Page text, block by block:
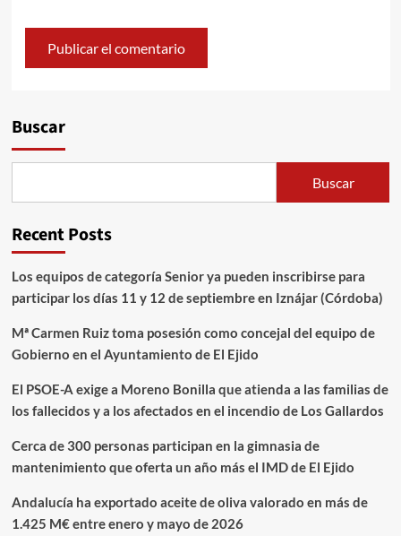
Buscar
Buscar
Recent Posts
Los equipos de categoría Senior ya pueden inscribirse para
participar los días 11 y 12 de septiembre en Iznájar (Córdoba)
Mª Carmen Ruiz toma posesión como concejal del equipo de
Gobierno en el Ayuntamiento de El Ejido
El PSOE-A exige a Moreno Bonilla que atienda a las familias de
los fallecidos y a los afectados en el incendio de Los Gallardos
Cerca de 300 personas participan en la gimnasia de
mantenimiento que oferta un año más el IMD de El Ejido
Andalucía ha exportado aceite de oliva valorado en más de
1.425 M€ entre enero y mayo de 2026